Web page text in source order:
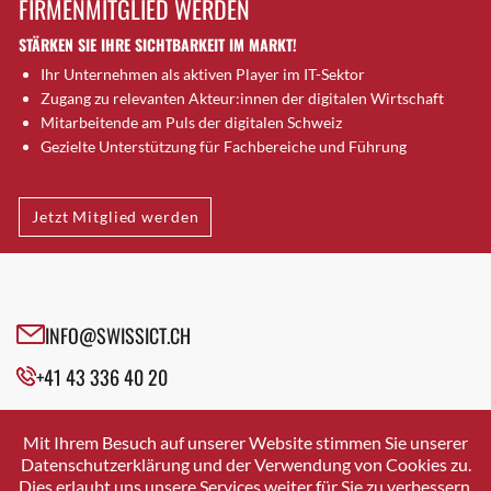
Brugg AG
Brütten
Bubendorf
Bubikon
Buchs (SG)
Bäretswil
Bülach
Cazis
Crissier
Davos Platz
Dierikon
Dietikon
FIRMENMITGLIED WERDEN
STÄRKEN SIE IHRE SICHTBARKEIT IM MARKT!
Ihr Unternehmen als aktiven Player im IT-Sektor
Zugang zu relevanten Akteur:innen der digitalen Wirtschaft
Mitarbeitende am Puls der digitalen Schweiz
Gezielte Unterstützung für Fachbereiche und Führung
Jetzt Mitglied werden
INFO@SWISSICT.CH
+41 43 336 40 20
SWISSICT
VULKANSTRASSE 120
8048 ZURICH
Mit Ihrem Besuch auf unserer Website stimmen Sie unserer
Datenschutzerklärung und der Verwendung von Cookies zu.
Dies erlaubt uns unsere Services weiter für Sie zu verbessern.